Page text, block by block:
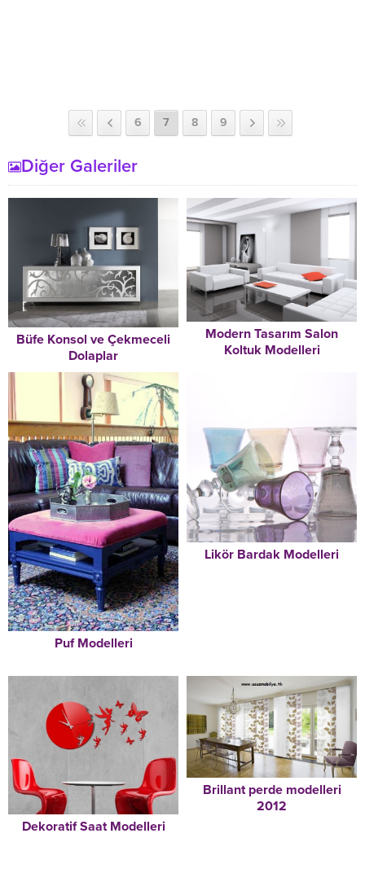
6 7 8 9
Diğer Galeriler
Büfe Konsol ve Çekmeceli
Dolaplar
Modern Tasarım Salon
Koltuk Modelleri
Puf Modelleri
Likör Bardak Modelleri
Dekoratif Saat Modelleri
Brillant perde modelleri
2012